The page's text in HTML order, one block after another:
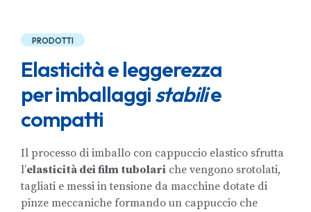
PRODOTTI
Elasticità e leggerezza
per imballaggistabilie
compatti
Il processo di imballo con cappuccio elastico sfrutta
l’elasticità dei film tubolari che vengono srotolati,
tagliati e messi in tensione da macchine dotate di
pinze meccaniche formando un cappuccio che